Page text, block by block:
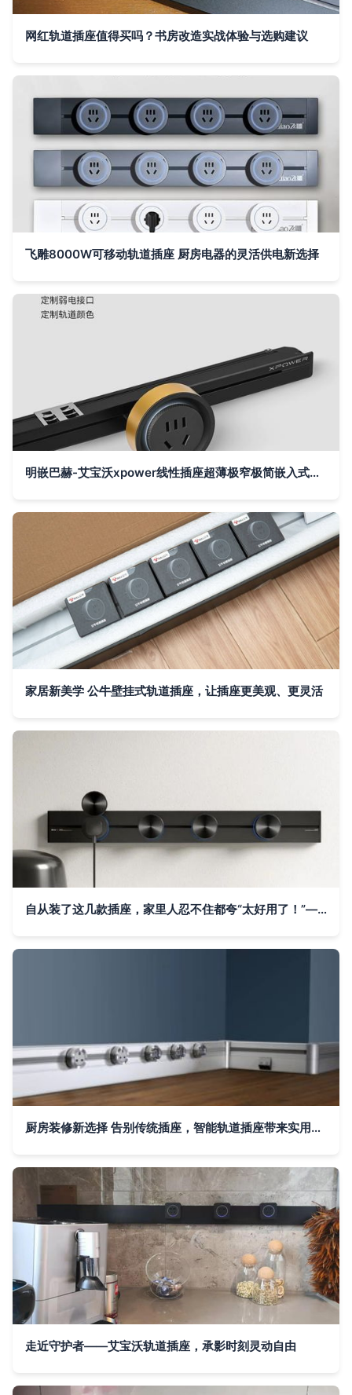
网红轨道插座值得买吗？书房改造实战体验与选购建议
飞雕8000W可移动轨道插座 厨房电器的灵活供电新选择
明嵌巴赫-艾宝沃xpower线性插座超薄极窄极简嵌入式轨道插座
家居新美学 公牛壁挂式轨道插座，让插座更美观、更灵活
自从装了这几款插座，家里人忍不住都夸“太好用了！”——轨道插座的使用体验
厨房装修新选择 告别传统插座，智能轨道插座带来实用与安全
走近守护者——艾宝沃轨道插座，承影时刻灵动自由